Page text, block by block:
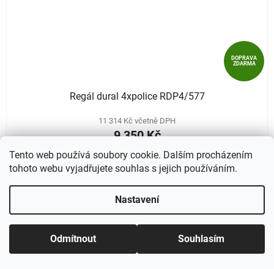
Tento web používá soubory cookie. Dalším procházením
tohoto webu vyjadřujete souhlas s jejich používáním.
Nastavení
Odmítnout Souhlasím
DOPRAVA
ZDARMA
Regál dural 4xpolice RDP4/577
11 314 Kč včetně DPH
9 350 Kč